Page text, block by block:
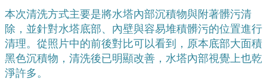
本次清洗方式主要是將水塔內部沉積物與附著髒污清
除，並針對水塔底部、內壁與容易堆積髒污的位置進行
清理。從照片中的前後對比可以看到，原本底部大面積
黑色沉積物，清洗後已明顯改善，水塔內部視覺上也乾
淨許多。